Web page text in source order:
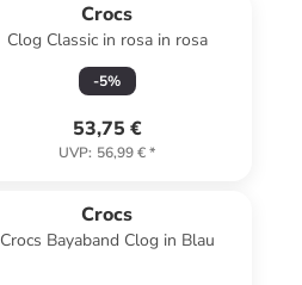
Crocs
Clog Classic in rosa in rosa
-5%
53,75 €
UVP: 56,99 €*
Crocs
Crocs Bayaband Clog in Blau